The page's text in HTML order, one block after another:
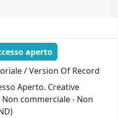
aperto
/ Version Of Record
Aperto. Creative
commerciale - Non